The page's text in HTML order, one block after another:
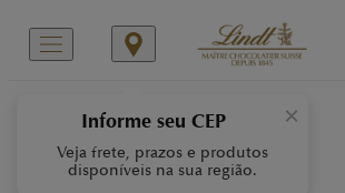
×
Informe seu CEP
Veja frete, prazos e produtos
disponíveis na sua região.
Les Grandes